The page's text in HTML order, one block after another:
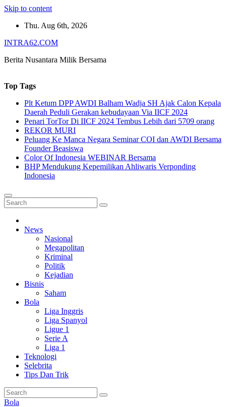
Skip to content
Thu. Aug 6th, 2026
INTRA62.COM
Berita Nusantara Milik Bersama
Top Tags
Plt Ketum DPP AWDI Balham Wadja SH Ajak Calon Kepala
Daerah Peduli Gerakan kebudayaan Via IICF 2024
Penari TorTor Di IICF 2024 Tembus Lebih dari 5709 orang
REKOR MURI
Peluang Ke Manca Negara Seminar COI dan AWDI Bersama
Founder Beasiswa
Color Of Indonesia WEBINAR Bersama
BHP Mendukung Kepemilikan Ahliwaris Verponding
Indonesia
News
Nasional
Megapolitan
Kriminal
Politik
Kejadian
Bisnis
Saham
Bola
Liga Inggris
Liga Spanyol
Ligue 1
Serie A
Liga 1
Teknologi
Selebrita
Tips Dan Trik
Bola